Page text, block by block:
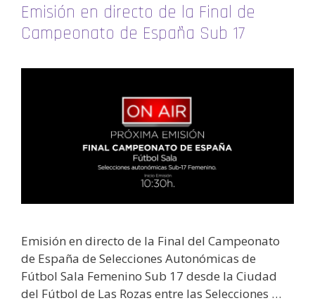
Emisión en directo de la Final de
Campeonato de España Sub 17
Emisión en directo de la Final del Campeonato
de España de Selecciones Autonómicas de
Fútbol Sala Femenino Sub 17 desde la Ciudad
del Fútbol de Las Rozas entre las Selecciones …